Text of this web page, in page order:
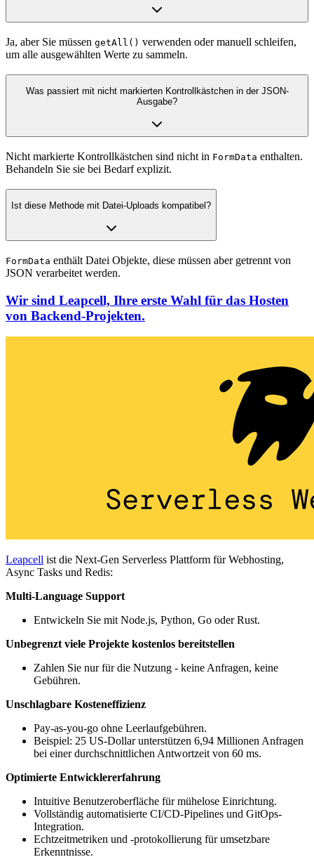
Ja, aber Sie müssen getAll() verwenden oder manuell schleifen,
um alle ausgewählten Werte zu sammeln.
Was passiert mit nicht markierten Kontrollkästchen in der JSON-
Ausgabe?
Nicht markierte Kontrollkästchen sind nicht in FormData enthalten.
Behandeln Sie sie bei Bedarf explizit.
Ist diese Methode mit Datei-Uploads kompatibel?
FormData enthält Datei Objekte, diese müssen aber getrennt von
JSON verarbeitet werden.
Wir sind Leapcell, Ihre erste Wahl für das Hosten
von Backend-Projekten.
Leapcell ist die Next-Gen Serverless Plattform für Webhosting,
Async Tasks und Redis:
Multi-Language Support
Entwickeln Sie mit Node.js, Python, Go oder Rust.
Unbegrenzt viele Projekte kostenlos bereitstellen
Zahlen Sie nur für die Nutzung - keine Anfragen, keine
Gebühren.
Unschlagbare Kosteneffizienz
Pay-as-you-go ohne Leerlaufgebühren.
Beispiel: 25 US-Dollar unterstützen 6,94 Millionen Anfragen
bei einer durchschnittlichen Antwortzeit von 60 ms.
Optimierte Entwicklererfahrung
Intuitive Benutzeroberfläche für mühelose Einrichtung.
Vollständig automatisierte CI/CD-Pipelines und GitOps-
Integration.
Echtzeitmetriken und -protokollierung für umsetzbare
Erkenntnisse.